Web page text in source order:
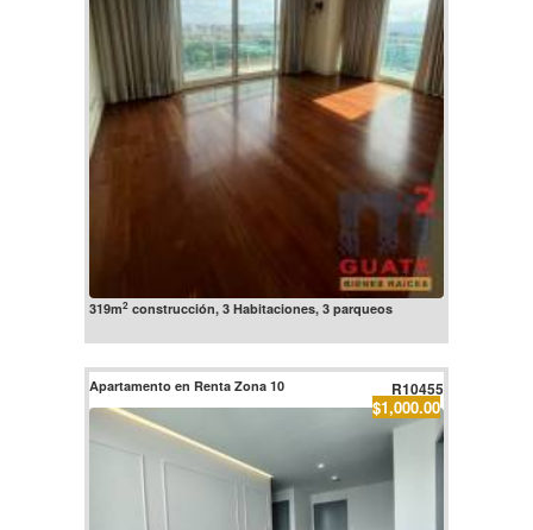
319m2construcción, 3 Habitaciones, 3 parqueos
Apartamento en Renta Zona 10 R10455
$1,000.00